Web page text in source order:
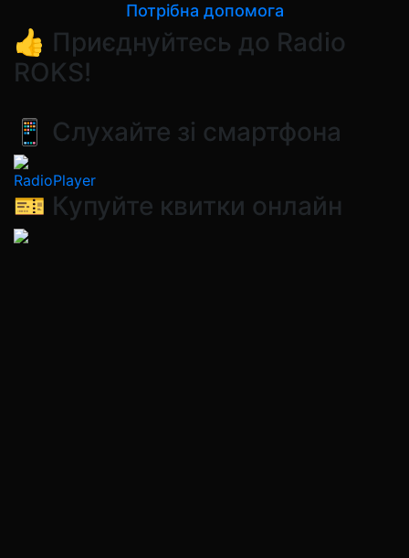
Потрібна допомога
👍 Приєднуйтесь до Radio
ROKS!
📱 Слухайте зі смартфона
RadioPlayer
🎫 Купуйте квитки онлайн